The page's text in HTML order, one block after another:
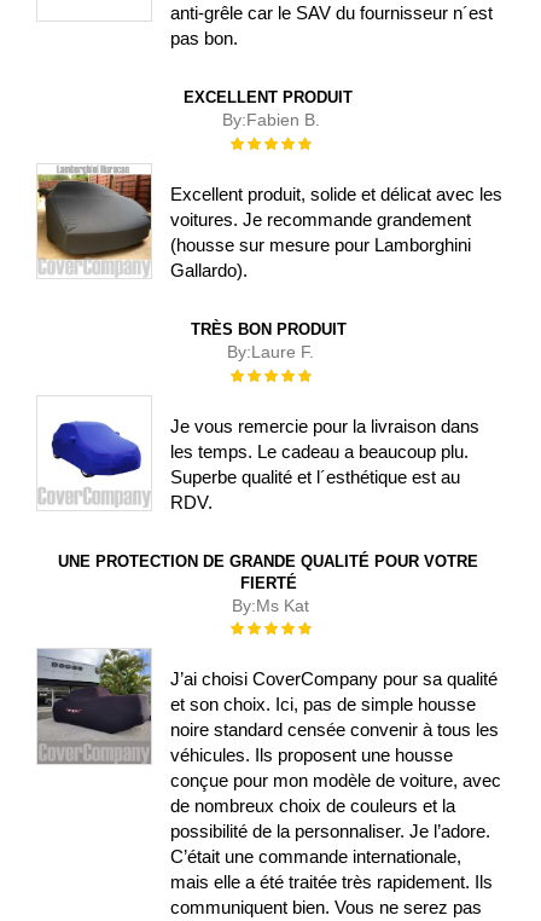
anti-grêle car le SAV du fournisseur n´est
pas bon.
EXCELLENT PRODUIT
By:Fabien B.
Évaluation :
Excellent produit, solide et délicat avec les
voitures. Je recommande grandement
(housse sur mesure pour Lamborghini
Gallardo).
TRÈS BON PRODUIT
By:Laure F.
Évaluation :
Je vous remercie pour la livraison dans
les temps. Le cadeau a beaucoup plu.
Superbe qualité et l´esthétique est au
RDV.
UNE PROTECTION DE GRANDE QUALITÉ POUR VOTRE
FIERTÉ
By:Ms Kat
Évaluation :
J’ai choisi CoverCompany pour sa qualité
et son choix. Ici, pas de simple housse
noire standard censée convenir à tous les
véhicules. Ils proposent une housse
conçue pour mon modèle de voiture, avec
de nombreux choix de couleurs et la
possibilité de la personnaliser. Je l’adore.
C’était une commande internationale,
mais elle a été traitée très rapidement. Ils
communiquent bien. Vous ne serez pas